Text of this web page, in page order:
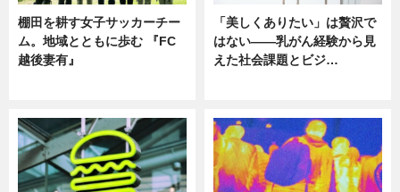
棚田を耕す女子サッカーチー
ム。地域とともに歩む 『FC
越後妻有』
「美しくありたい」は贅沢で
はない――乳がん経験から見
えた社会課題とビジ…